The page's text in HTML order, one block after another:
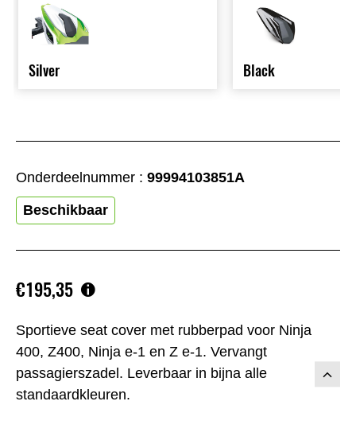
Sportieve seat cover met rubberpad voor Ninja
400, Z400, Ninja e-1 en Z e-1. Vervangt
passagierszadel. Leverbaar in bijna alle
standaardkleuren.
€195,35
Onderdeelnummer : 99994103851A
Beschikbaar
Silver Black